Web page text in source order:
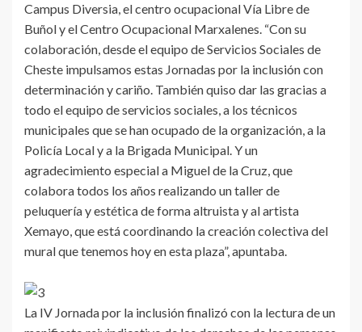
Campus Diversia, el centro ocupacional Vía Libre de
Buñol y el Centro Ocupacional Marxalenes. “Con su
colaboración, desde el equipo de Servicios Sociales de
Cheste impulsamos estas Jornadas por la inclusión con
determinación y cariño. También quiso dar las gracias a
todo el equipo de servicios sociales, a los técnicos
municipales que se han ocupado de la organización, a la
Policía Local y a la Brigada Municipal. Y un
agradecimiento especial a Miguel de la Cruz, que
colabora todos los años realizando un taller de
peluquería y estética de forma altruista y al artista
Xemayo, que está coordinando la creación colectiva del
mural que tenemos hoy en esta plaza”, apuntaba.
La IV Jornada por la inclusión finalizó con la lectura de un